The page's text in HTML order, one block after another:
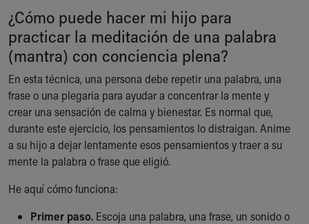
Medical Records
Symptom Checker
Skip to main content
¿Cómo puede hacer mi hijo para
practicar la meditación de una palabra
(mantra) con conciencia plena?
En esta técnica, una persona debe repetir una palabra, una
frase o una plegaria para ayudar a concentrar la mente y
crear una sensación de calma y bienestar. Es normal que,
durante este ejercicio, los pensamientos lo distraigan. Anime
a su hijo a dejar lentamente esos pensamientos y traer a su
mente la palabra o frase que eligió.
He aquí cómo funciona:
Primer paso. Escoja una palabra, una frase, un sonido o